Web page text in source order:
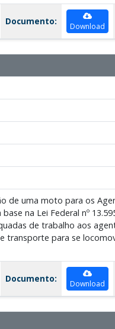
Documento: Download
de uma moto para os
na Lei Federal nº
de trabalho aos
transporte para se
Documento: Download